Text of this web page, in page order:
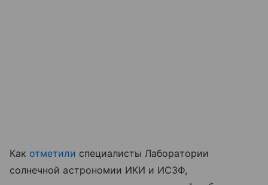
Как отметили специалисты Лаборатории
солнечной астрономии ИКИ и ИСЗФ,